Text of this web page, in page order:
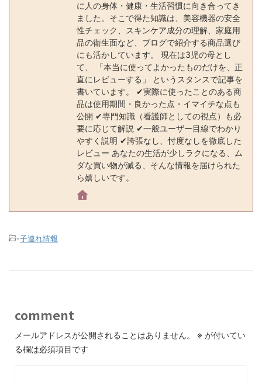
に人の身体・健康・生活習慣に向き合ってき
ました。そこで得た知識は、美容機器の安全
性チェック、スキンケア成分の理解、家庭用
品の衛生面など、ブログで紹介する商品選び
にも活かしています。 現在は3児の母とし
て、 「本当に使ってよかったものだけを、正
直にレビューする」 というスタンスで記事を
書いています。 ✔実際に使ったことのある商
品は使用期間・良かった点・イマイチな点も
公開 ✔専門知識（看護師としての視点）も必
要に応じて解説 ✔一般ユーザー目線でわかり
やすく説明 ✔誇張なし、忖度なしを徹底した
レビュー あなたの生活が少しラクになる、ム
ダな買い物が減る、そんな情報を届けられた
ら嬉しいです。
-子連れ情報
comment
メールアドレスが公開されることはありません。 ※ が付いてい
る欄は必須項目です